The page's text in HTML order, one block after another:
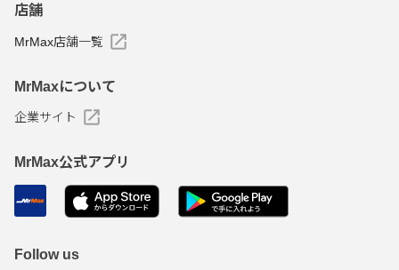
店舗
MrMax店舗一覧
MrMaxについて
企業サイト
MrMax公式アプリ
Follow us